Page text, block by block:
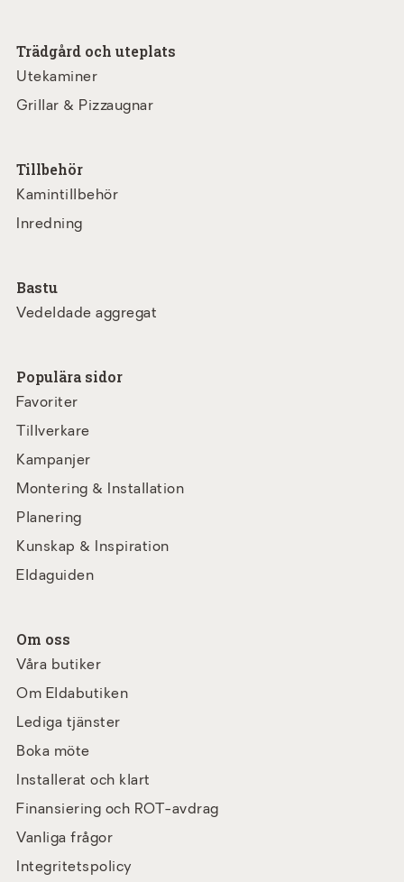
Trädgård och uteplats
Utekaminer
Grillar & Pizzaugnar
Tillbehör
Kamintillbehör
Inredning
Bastu
Vedeldade aggregat
Populära sidor
Favoriter
Tillverkare
Kampanjer
Montering & Installation
Planering
Kunskap & Inspiration
Eldaguiden
Om oss
Våra butiker
Om Eldabutiken
Lediga tjänster
Boka möte
Installerat och klart
Finansiering och ROT-avdrag
Vanliga frågor
Integritetspolicy